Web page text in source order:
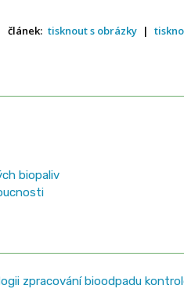
článek: tisknout s obrázky |
biopaliv
zpracování bioodpadu